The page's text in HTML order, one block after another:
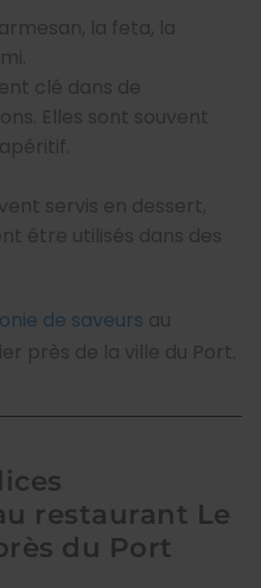
la feta, la
clé dans de
Elles sont souvent
servis en dessert,
être utilisés dans des
de saveurs au
près de la ville du Port.
restaurant Le
du Port